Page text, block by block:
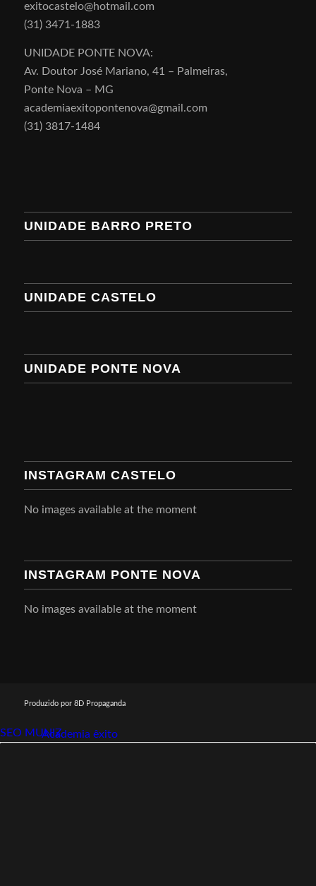
exitocastelo@hotmail.com
(31) 3471-1883
UNIDADE PONTE NOVA:
Av. Doutor José Mariano, 41 – Palmeiras,
Ponte Nova – MG
academiaexitopontenova@gmail.com
(31) 3817-1484
UNIDADE BARRO PRETO
UNIDADE CASTELO
UNIDADE PONTE NOVA
INSTAGRAM CASTELO
No images available at the moment
INSTAGRAM PONTE NOVA
No images available at the moment
Produzido por 8D Propaganda
SEO MUNIZ
Link112Academia êxito